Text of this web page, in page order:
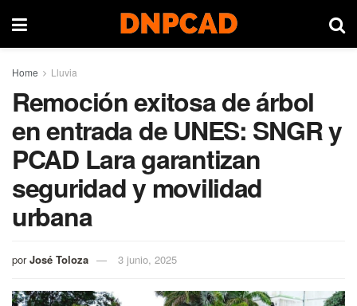
Home Lluvia
Remoción exitosa de árbol
en entrada de UNES: SNGR y
PCAD Lara garantizan
seguridad y movilidad
urbana
por José Toloza 3 junio, 2025